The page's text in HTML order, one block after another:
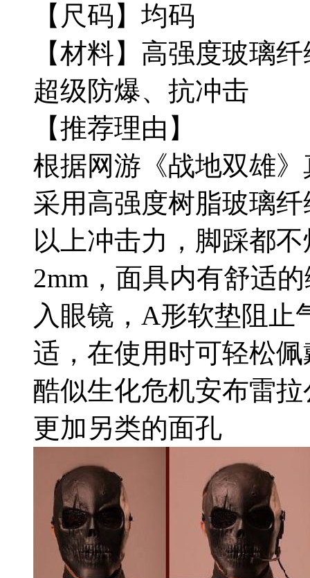
【尺码】均码
【材料】高强度玻璃
超级防爆、抗冲击
【推荐理由】
根据网游《战地双雄
采用高强度树脂玻璃
以上冲击力，脚踩都
2mm，面具内有舒适
入眼镜，A形软垫阻止
适，在使用时可轻松
酷似生化危机安布雷
更加另类的面孔